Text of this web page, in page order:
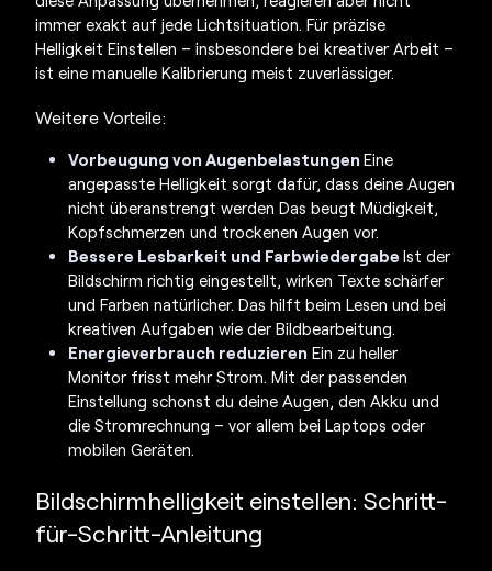
immer exakt auf jede Lichtsituation. Für präzise
Helligkeit Einstellen – insbesondere bei kreativer Arbeit –
ist eine manuelle Kalibrierung meist zuverlässiger.
Weitere Vorteile:
Vorbeugung von Augenbelastungen Eine
angepasste Helligkeit sorgt dafür, dass deine Augen
nicht überanstrengt werden Das beugt Müdigkeit,
Kopfschmerzen und trockenen Augen vor.
Bessere Lesbarkeit und Farbwiedergabe Ist der
Bildschirm richtig eingestellt, wirken Texte schärfer
und Farben natürlicher. Das hilft beim Lesen und bei
kreativen Aufgaben wie der Bildbearbeitung.
Energieverbrauch reduzieren Ein zu heller
Monitor frisst mehr Strom. Mit der passenden
Einstellung schonst du deine Augen, den Akku und
die Stromrechnung – vor allem bei Laptops oder
mobilen Geräten.
Bildschirmhelligkeit einstellen: Schritt-
für-Schritt-Anleitung